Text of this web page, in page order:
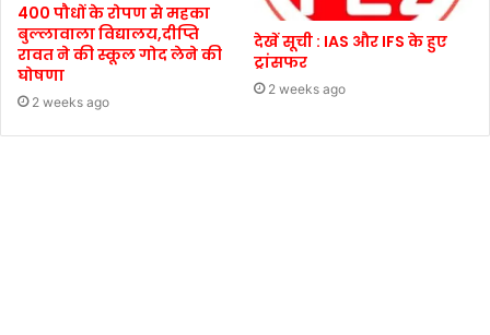
400 पौधों के रोपण से महका
बुल्लावाला विद्यालय,दीप्ति
रावत ने की स्कूल गोद लेने की
घोषणा
2 weeks ago
देखें सूची : IAS और IFS के हुए
ट्रांसफर
2 weeks ago